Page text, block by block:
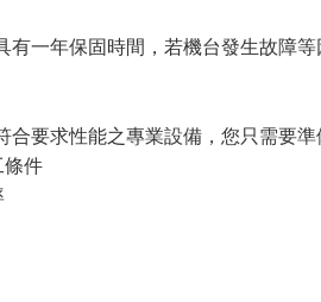
有一年保固時間，若機台發生故障
合要求性能之專業設備，您只需要準
條件